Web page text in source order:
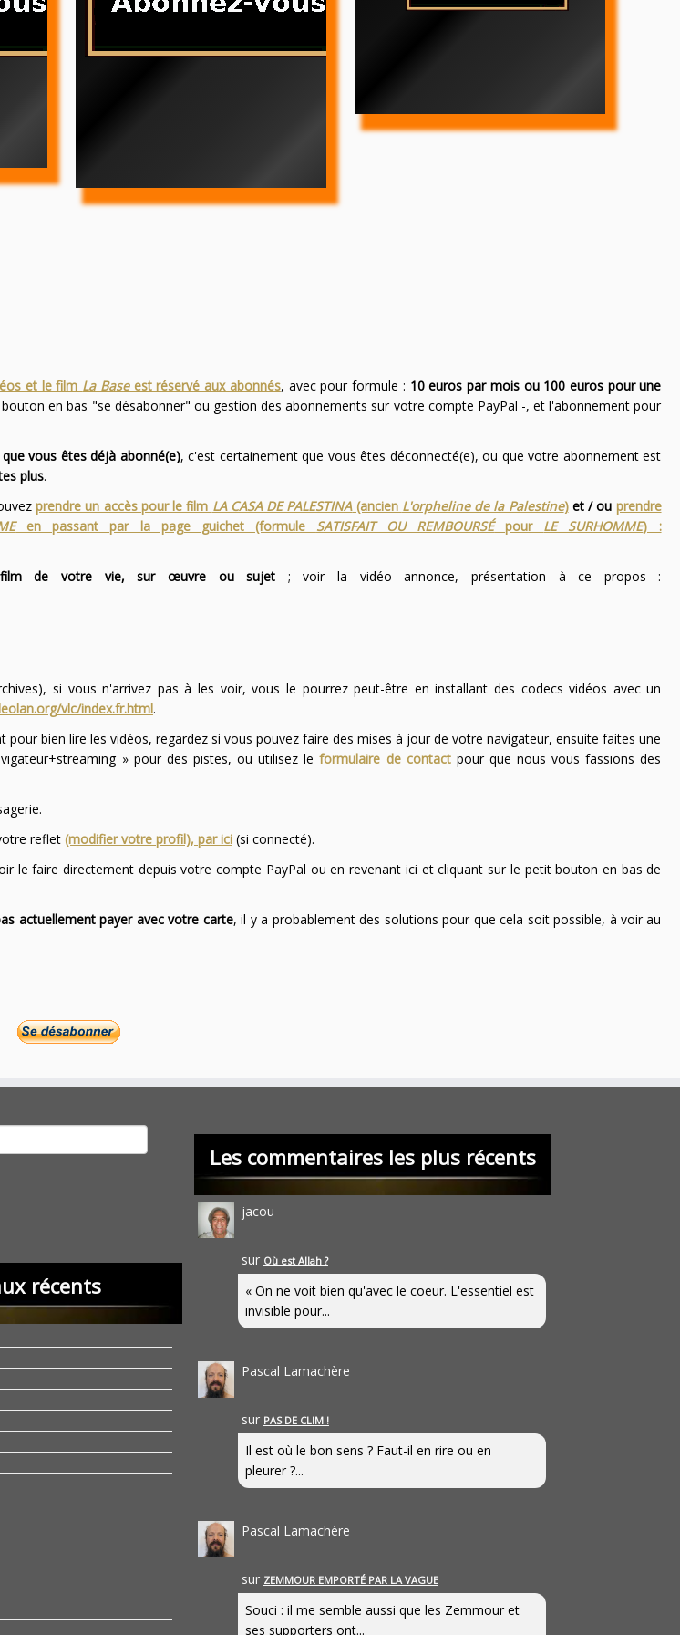
et le film La Baseest réservé aux abonnés, avec pour formule : 10 euros par mois ou 100 euros pour une
en bas "se désabonner" ou gestion des abonnements sur votre compte PayPal -, et l'abonnement pour
vous êtes déjà abonné(e), c'est certainement que vous êtes déconnecté(e), ou que votre abonnement est
plus.
prendre un accès pour le film LA CASA DE PALESTINA(ancien L'orpheline de la Palestine)et / ou prendre
en passant par la page guichet (formule SATISFAIT OU REMBOURSÉpour LE SURHOMME) :
film de votre vie, sur œuvre ou sujet ; voir la vidéo annonce, présentation à ce propos :
si vous n'arrivez pas à les voir, vous le pourrez peut-être en installant des codecs vidéos avec un
vlc/index.fr.html.
pour bien lire les vidéos, regardez si vous pouvez faire des mises à jour de votre navigateur, ensuite faites une
» pour des pistes, ou utilisez leformulaire de contactpour que nous vous fassions des
reflet (modifier votre profil), par ici(si connecté).
le faire directement depuis votre compte PayPal ou en revenant ici et cliquant sur le petit bouton en bas de
actuellement payer avec votre carte, il y a probablement des solutions pour que cela soit possible, à voir au
récents
Les commentaires les plus récents
jacou
sur Où est Allah ?
« On ne voit bien qu'avec le coeur. L'essentiel est
invisible pour...
Pascal Lamachère
sur PAS DE CLIM !
Il est où le bon sens ? Faut-il en rire ou en
pleurer ?...
Pascal Lamachère
sur ZEMMOUR EMPORTÉ PAR LA VAGUE
Souci : il me semble aussi que les Zemmour et
ses supporters ont...